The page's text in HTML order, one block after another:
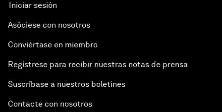
Iniciar sesión
Asóciese con nosotros
Conviértase en miembro
Regístrese para recibir nuestras notas de prensa
Suscríbase a nuestros boletines
Contacte con nosotros